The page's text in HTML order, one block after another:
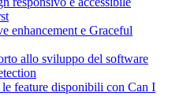
enhancement e Graceful
allo sviluppo del software
feature disponibili con Can I